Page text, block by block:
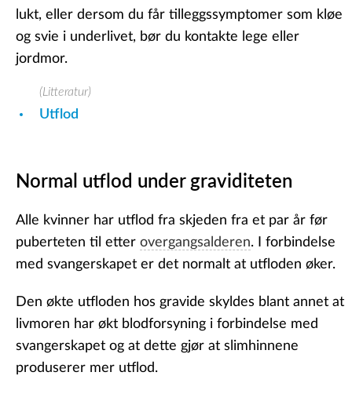
lukt, eller dersom du får tilleggssymptomer som kløe
og svie i underlivet, bør du kontakte lege eller
jordmor.
(Litteratur)
Utflod
Normal utflod under graviditeten
Alle kvinner har utflod fra skjeden fra et par år før
puberteten til etter overgangsalderen. I forbindelse
med svangerskapet er det normalt at utfloden øker.
Den økte utfloden hos gravide skyldes blant annet at
livmoren har økt blodforsyning i forbindelse med
svangerskapet og at dette gjør at slimhinnene
produserer mer utflod.